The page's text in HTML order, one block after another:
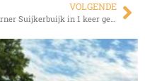
VOLGENDE
Werner Suijkerbuijk in 1 keer geslaagd!!!